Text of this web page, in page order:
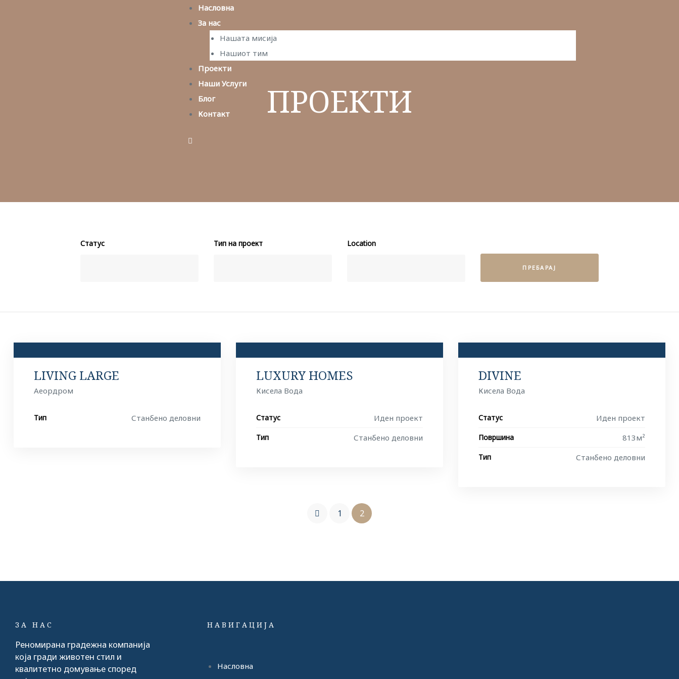
Насловна
За нас
Нашата мисија
Нашиот тим
Проекти
Наши Услуги
Блог
Контакт
ПРОЕКТИ
Статус Тип на проект Location
ПРЕБАРАЈ
LIVING LARGE
Аеордром
Тип Станбено деловни
LUXURY HOMES
Кисела Вода
Статус Иден проект
Тип Станбено деловни
DIVINE
Кисела Вода
Статус Иден проект
Површина 813м²
Тип Станбено деловни
1 2
ЗА НАС
Реномирана градежна компанија
која гради животен стил и
квалитетно домување според
НАВИГАЦИЈА
Насловна